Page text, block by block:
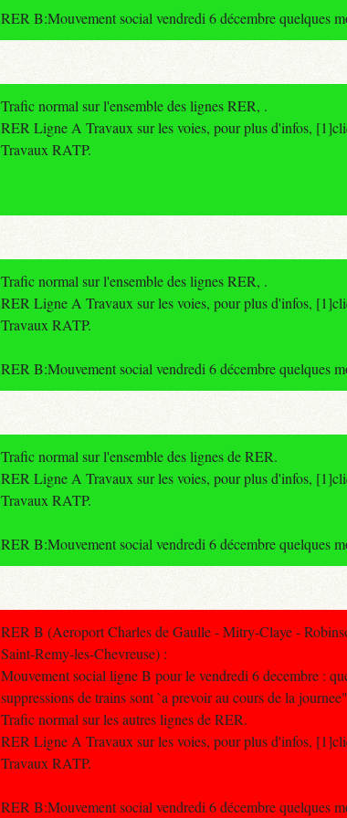
RER B:Mouvement social vendredi 6 décembre quelques
Trafic normal sur l'ensemble des lignes RER, .
RER Ligne A Travaux sur les voies, pour plus d'infos,
Travaux RATP.
Trafic normal sur l'ensemble des lignes RER, .
RER Ligne A Travaux sur les voies, pour plus d'infos,
Travaux RATP.
RER B:Mouvement social vendredi 6 décembre quelques
Trafic normal sur l'ensemble des lignes de RER.
RER Ligne A Travaux sur les voies, pour plus d'infos,
Travaux RATP.
RER B:Mouvement social vendredi 6 décembre quelques
RER B (Aeroport Charles de Gaulle - Mitry-Claye -
Saint-Remy-les-Chevreuse) :
Mouvement social ligne B pour le vendredi 6 decembre :
suppressions de trains sont `a prevoir au cours de la
Trafic normal sur les autres lignes de RER.
RER Ligne A Travaux sur les voies, pour plus d'infos,
Travaux RATP.
RER B:Mouvement social vendredi 6 décembre quelques